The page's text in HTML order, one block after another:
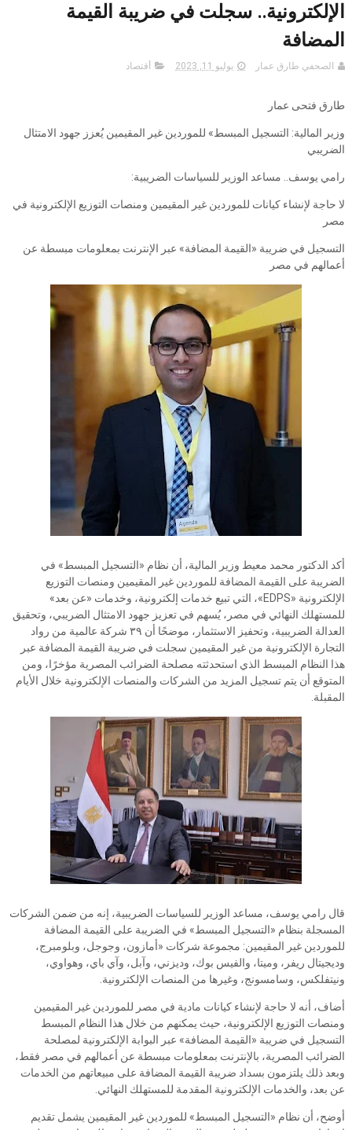
الإلكترونية.. سجلت في ضريبة القيمة
المضافة
الصحفي طارق عمار يوليو 11, 2023 أقتصاد
طارق فتحى عمار
وزير المالية: التسجيل المبسط» للموردين غير المقيمين يُعزز جهود الامتثال
الضريبي
رامي يوسف.. مساعد الوزير للسياسات الضريبية:
لا حاجة لإنشاء كيانات للموردين غير المقيمين ومنصات التوزيع الإلكترونية في
مصر
التسجيل في ضريبة «القيمة المضافة» عبر الإنترنت بمعلومات مبسطة عن
أعمالهم في مصر
أكد الدكتور محمد معيط وزير المالية، أن نظام «التسجيل المبسط» في
الضريبة على القيمة المضافة للموردين غير المقيمين ومنصات التوزيع
الإلكترونية «EDPS»، التي تبيع خدمات إلكترونية، وخدمات «عن بعد»
للمستهلك النهائي في مصر، يُسهم في تعزيز جهود الامتثال الضريبي، وتحقيق
العدالة الضريبية، وتحفيز الاستثمار، موضحًا أن ٣٩ شركة عالمية من رواد
التجارة الإلكترونية من غير المقيمين سجلت في ضريبة القيمة المضافة عبر
هذا النظام المبسط الذي استحدثته مصلحة الضرائب المصرية مؤخرًا، ومن
المتوقع أن يتم تسجيل المزيد من الشركات والمنصات الإلكترونية خلال الأيام
المقبلة.
قال رامي يوسف، مساعد الوزير للسياسات الضريبية، إنه من ضمن الشركات
المسجلة بنظام «التسجيل المبسط» في الضريبة على القيمة المضافة
للموردين غير المقيمين: مجموعة شركات «أمازون، وجوجل، وبلومبرج،
وديجيتال ريفر، وميتا، والفيس بوك، وديزني، وآبل، وآي باي، وهواوي،
ونيتفلكس، وسامسونج، وغيرها من المنصات الإلكترونية.
أضاف، أنه لا حاجة لإنشاء كيانات مادية في مصر للموردين غير المقيمين
ومنصات التوزيع الإلكترونية، حيث يمكنهم من خلال هذا النظام المبسط
التسجيل في ضريبة «القيمة المضافة» عبر البوابة الإلكترونية لمصلحة
الضرائب المصرية، بالإنترنت بمعلومات مبسطة عن أعمالهم في مصر فقط،
وبعد ذلك يلتزمون بسداد ضريبة القيمة المضافة على مبيعاتهم من الخدمات
عن بعد، والخدمات الإلكترونية المقدمة للمستهلك النهائي.
أوضح، أن نظام «التسجيل المبسط» للموردين غير المقيمين يشمل تقديم